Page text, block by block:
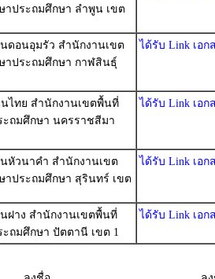
าประถมศึกษา ลำพูน เขต
นดอนอุมรัว สำนักงานเขต
าประถมศึกษา กาฬสินธุ์
ได้รับ Link เอก
นไทย สำนักงานเขตพื้นที่
ะถมศึกษา นครราชสีมา
ได้รับ Link เอก
นหัวนาคำ สำนักงานเขต
าประถมศึกษา สุรินทร์ เขต
ได้รับ Link เอก
นฝาง สำนักงานเขตพื้นที่
ะถมศึกษา ปัตตานี เขต 1
ได้รับ Link เอก